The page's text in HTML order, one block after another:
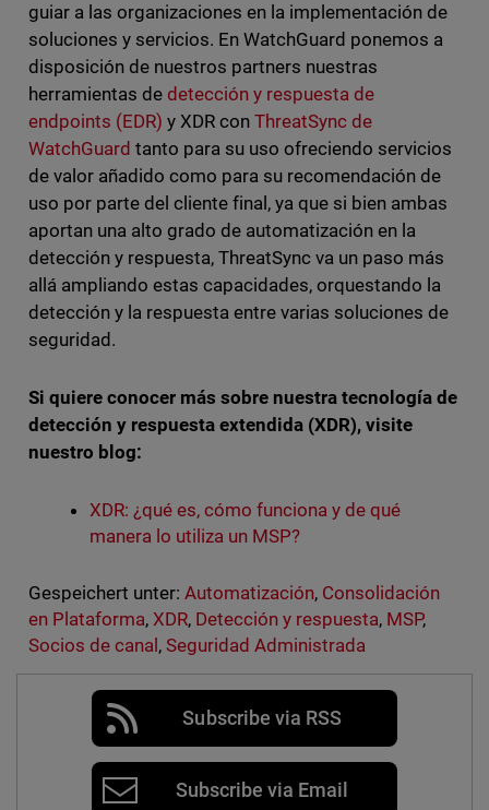
guiar a las organizaciones en la implementación de
soluciones y servicios. En WatchGuard ponemos a
disposición de nuestros partners nuestras
herramientas de detección y respuesta de
endpoints (EDR) y XDR con ThreatSync de
WatchGuard tanto para su uso ofreciendo servicios
de valor añadido como para su recomendación de
uso por parte del cliente final, ya que si bien ambas
aportan una alto grado de automatización en la
detección y respuesta, ThreatSync va un paso más
allá ampliando estas capacidades, orquestando la
detección y la respuesta entre varias soluciones de
seguridad.
Si quiere conocer más sobre nuestra tecnología de
detección y respuesta extendida (XDR), visite
nuestro blog:
XDR: ¿qué es, cómo funciona y de qué
manera lo utiliza un MSP?
Gespeichert unter: Automatización, Consolidación
en Plataforma, XDR, Detección y respuesta, MSP,
Socios de canal , Seguridad Administrada
Subscribe via RSS
Subscribe via Email